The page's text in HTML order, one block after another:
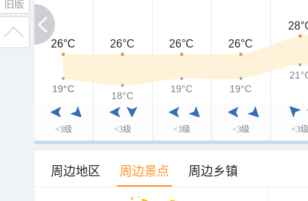
<3级 <3级 <3级 <3级 <3级
26°C
26°C 26°C 26°C 26°C
19°C
19°C
18°C
19°C 19°C
周边地区 周边景点 周边乡镇